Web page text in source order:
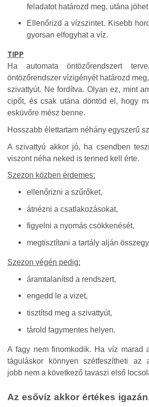
feladatot határozd meg, utána
Ellenőrizd a vízszintet. Kisebb
gyorsan elfogyhat a víz.
TIPP
Ha automata öntözőrendszert
öntözőrendszer vízigényét határozd
szivattyút. Ne fordítva. Olyan ez, mint
cipőt, és csak utána döntöd el, hogy
esküvőre mész benne.
Hosszabb élettartam néhány egyszerű
A szivattyú akkor jó, ha csendben
viszont néha neked is tenned kell érte.
Szezon közben érdemes:
ellenőrizni a szűrőket,
átnézni a csatlakozásokat,
figyelni a nyomás csökkenését,
megtisztítani a tartály alján
Szezon végén pedig:
áramtalanítsd a rendszert,
engedd le a vizet,
tisztítsd meg a szivattyút,
tárold fagymentes helyen.
A fagy nem finomkodik. Ha víz marad
táguláskor könnyen szétfeszítheti az
jobb nem a következő tavaszi első
Az esővíz akkor értékes